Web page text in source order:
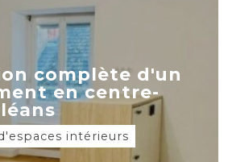
complète d'un
en centre-
intérieurs